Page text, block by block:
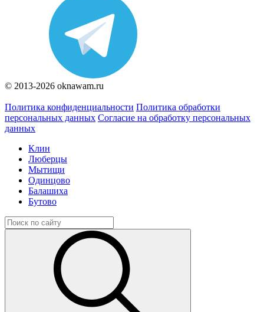
© 2013-2026 oknawam.ru
Политика конфиденциальности Политика обработки
персональных данных Согласие на обработку персональных
данных
Клин
Люберцы
Мытищи
Одинцово
Балашиха
Бутово